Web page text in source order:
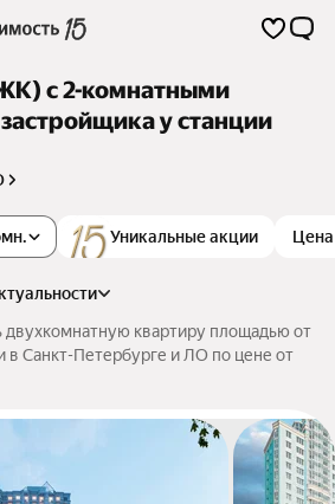
с 2-комнатными
у станции
Уникальные акции Цена
двухкомнатную квартиру площадью от
в Санкт-Петербурге и ЛО по цене от